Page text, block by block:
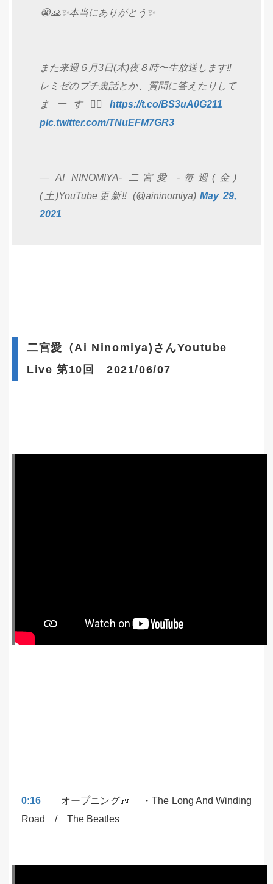
😭🙏✨本当にありがとう✨
また来週６月3日(木)夜８時〜生放送します‼️
レミゼのプチ裏話とか、質問に答えたりして
まーす🙋‍♀️ https://t.co/BS3uA0G211
pic.twitter.com/TNuEFM7GR3
— AI NINOMIYA- 二宮愛 -毎週(金)
(土)YouTube更新‼️ (@aininomiya)May 29,
2021
二宮愛（Ai Ninomiya)さんYoutube
Live 第10回 2021/06/07
0:16 オープニング🎶 ・The Long And Winding
Road / The Beatles